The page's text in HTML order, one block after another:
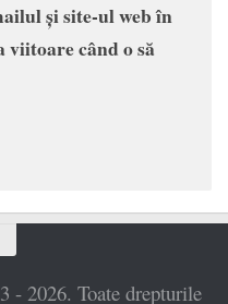
și site-ul web în
când o să
- 2026. Toate drepturile